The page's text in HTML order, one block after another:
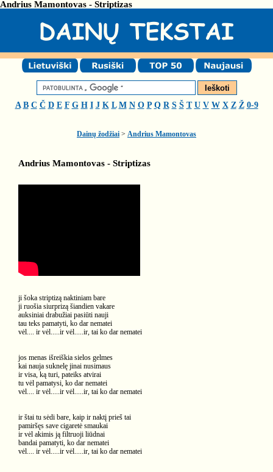
Andrius Mamontovas - Striptizas
A B C Č D E F G H I J K L M N O P Q R S Š T U V W X Z Ž 0-9
Dainų žodžiai > Andrius Mamontovas
Andrius Mamontovas - Striptizas
ji šoka striptizą naktiniam bare
ji ruošia siurprizą šiandien vakare
auksiniai drabužiai pasiūti nauji
tau teks pamatyti, ko dar nematei
vėl.... ir vėl.....ir vėl.....ir, tai ko dar nematei
jos menas išreiškia sielos gelmes
kai nauja suknelę jinai nusimaus
ir visa, ką turi, pateiks atvirai
tu vėl pamatysi, ko dar nematei
vėl.... ir vėl.....ir vėl.....ir, tai ko dar nematei
ir štai tu sėdi bare, kaip ir naktį prieš tai
pamiršęs save cigaretė smaukai
ir vėl akimis ją filtruoji liūdnai
bandai pamatyti, ko dar nematei
vėl.... ir vėl.....ir vėl.....ir, tai ko dar nematei